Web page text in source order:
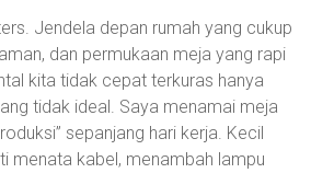
Jendela depan rumah yang cukup
dan permukaan meja yang rapi
kita tidak cepat terkuras hanya
tidak ideal. Saya menamai meja
sepanjang hari kerja. Kecil
menata kabel, menambah lampu